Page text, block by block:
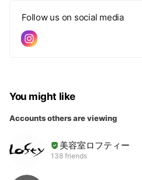
電子トリートメント4,000円
髪質改善マイフォース(電子トリ
⚫︎カラーセットメニュー
【リッチスタンダードカラーコ
13,000円(14,300円税込)
【リッチコンフォートカラーコ
カット＋カラー＋髪質改善マイ
Follow us on social media
You might like
Accounts others are viewing
美容室ロフティー
138 friends